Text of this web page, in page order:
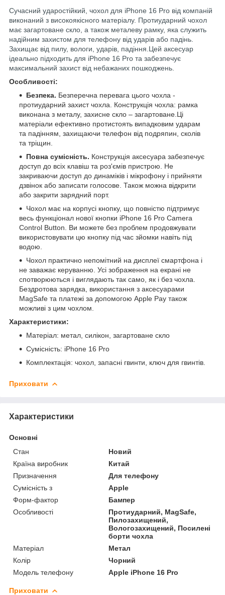
Сучасний ударостійкий, чохол для iPhone 16 Pro від компаній
виконаний з високоякісного матеріалу. Протиударний чохол
має загартоване скло, а також металеву рамку, яка служить
надійним захистом для телефону від ударів або падінь.
Захищає від пилу, вологи, ударів, падіння.Цей аксесуар
ідеально підходить для iPhone 16 Pro та забезпечує
максимальний захист від небажаних пошкоджень.
Особливості:
Безпека. Безперечна перевага цього чохла -
протиударний захист чохла. Конструкція чохла: рамка
виконана з металу, захисне скло – загартоване.Ці
матеріали ефективно протистоять випадковим ударам
та падінням, захищаючи телефон від подряпин, сколів
та тріщин.
Повна сумісність. Конструкція аксесуара забезпечує
доступ до всіх клавіш та роз'ємів пристрою. Не
закриваючи доступ до динаміків і мікрофону і прийняти
дзвінок або записати голосове. Також можна відкрити
або закрити зарядний порт.
Чохол має на корпусі кнопку, що повністю підтримує
весь функціонал нової кнопки iPhone 16 Pro Camera
Control Button. Ви можете без проблем продовжувати
використовувати цю кнопку під час зйомки навіть під
водою.
Чохол практично непомітний на дисплеї смартфона і
не заважає керуванню. Усі зображення на екрані не
спотворюються і виглядають так само, як і без чохла.
Бездротова зарядка, використання з аксесуарами
MagSafe та платежі за допомогою Apple Pay також
можливі з цим чохлом.
Характеристики:
Матеріал: метал, силікон, загартоване скло
Сумісність: iPhone 16 Pro
Комплектація: чохол, запасні гвинти, ключ для гвинтів.
Приховати
Характеристики
Основні
Стан
Новий
Країна виробник
Китай
Призначення
Для телефону
Сумісність з
Apple
Форм-фактор
Бампер
Особливості
Протиударний, MagSafe,
Пилозахищений,
Вологозахищений, Посилені
борти чохла
Матеріал
Метал
Колір
Чорний
Модель телефону
Apple iPhone 16 Pro
Приховати